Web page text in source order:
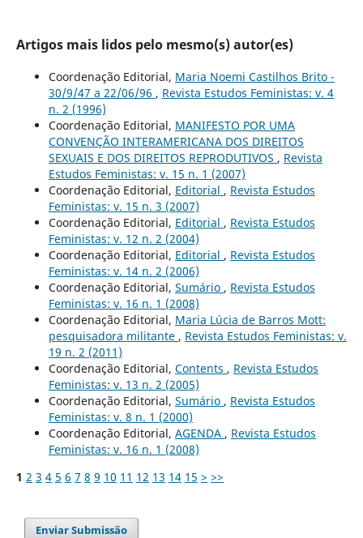
Artigos mais lidos pelo mesmo(s) autor(es)
Coordenação Editorial, Maria Noemi Castilhos Brito -
30/9/47 a 22/06/96 , Revista Estudos Feministas: v. 4
n. 2 (1996)
Coordenação Editorial, MANIFESTO POR UMA
CONVENÇÃO INTERAMERICANA DOS DIREITOS
SEXUAIS E DOS DIREITOS REPRODUTIVOS , Revista
Estudos Feministas: v. 15 n. 1 (2007)
Coordenação Editorial, Editorial , Revista Estudos
Feministas: v. 15 n. 3 (2007)
Coordenação Editorial, Editorial , Revista Estudos
Feministas: v. 12 n. 2 (2004)
Coordenação Editorial, Editorial , Revista Estudos
Feministas: v. 14 n. 2 (2006)
Coordenação Editorial, Sumário , Revista Estudos
Feministas: v. 16 n. 1 (2008)
Coordenação Editorial, Maria Lúcia de Barros Mott:
pesquisadora militante , Revista Estudos Feministas: v.
19 n. 2 (2011)
Coordenação Editorial, Contents , Revista Estudos
Feministas: v. 13 n. 2 (2005)
Coordenação Editorial, Sumário , Revista Estudos
Feministas: v. 8 n. 1 (2000)
Coordenação Editorial, AGENDA , Revista Estudos
Feministas: v. 16 n. 1 (2008)
1 2 3 4 5 6 7 8 9 10 11 12 13 14 15 > >>
Enviar Submissão